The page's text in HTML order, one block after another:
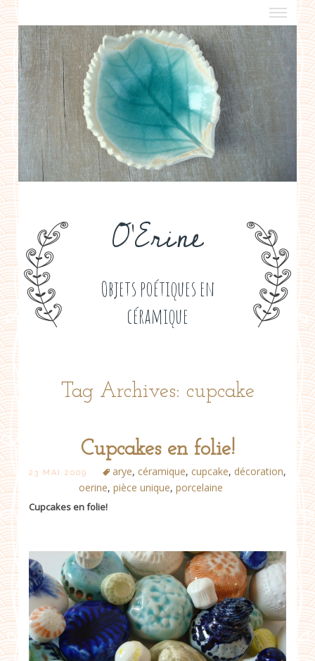
O'Erine
Objets poétiques en
céramique
a propos
boutiques de créateurs
contact
politique de confidentialité
Tag Archives: cupcake
Cupcakes en folie!
23 MAI 2009 arye, céramique, cupcake, décoration,
oerine, pièce unique, porcelaine
Cupcakes en folie!